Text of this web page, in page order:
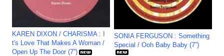
KAREN DIXON / CHARISMA : I
t's Love That Makes A Woman /
Open Up The Door (7”)
SONIA FERGUSON : Something
Special / Ooh Baby Baby (7”)